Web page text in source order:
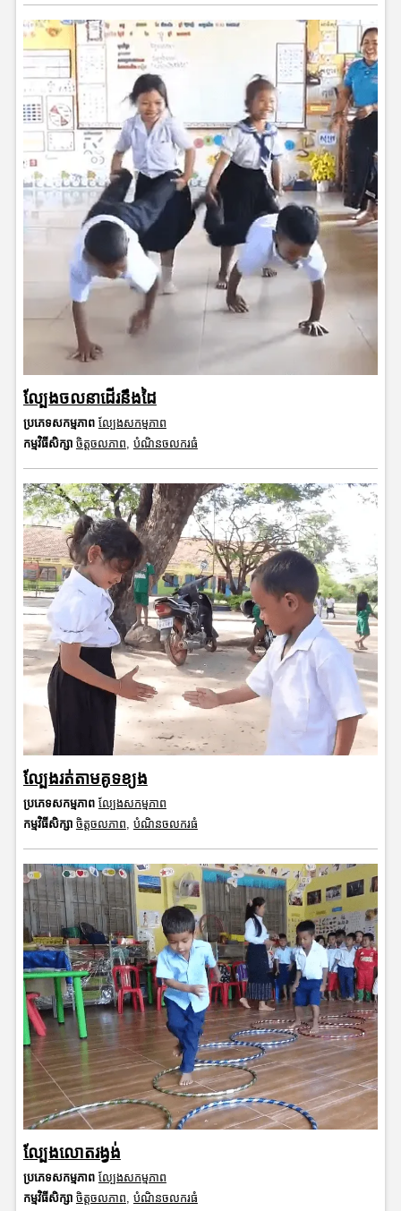
ល្បែងចលនាដើរនឹងដៃ
ប្រភេទសកម្មភាព ល្បែងសកម្មភាព
កម្មវិធីសិក្សា ចិត្តចលភាព, បំណិនចលករធំ
ល្បែងរត់តាមគូទខ្យង
ប្រភេទសកម្មភាព ល្បែងសកម្មភាព
កម្មវិធីសិក្សា ចិត្តចលភាព បំណិនចលករធំ
ល្បែងលោតរង្វង់
ប្រភេទសកម្មភាព ល្បែងសកម្មភាព
កម្មវិធីសិក្សា ចិត្តចលភាព, បំណិនចលករធំ